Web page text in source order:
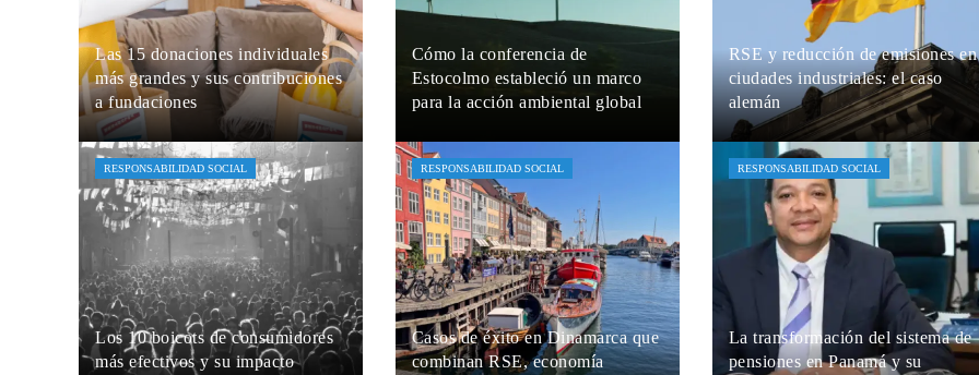
Las 15 donaciones individuales
más grandes y sus contribuciones
a fundaciones
Jaime B. Bruzual Hace 3 días
Cómo la conferencia de
Estocolmo estableció un marco
para la acción ambiental global
RSE y reducción de emisiones en
ciudades industriales: el caso
alemán
Hace 7 días
Los 10 boicots de consumidores
más efectivos y su impacto
RESPONSABILIDAD SOCIAL
Casos de éxito en Dinamarca que
combinan RSE, economía
RESPONSABILIDAD SOCIAL
La transformación del sistema de
pensiones en Panamá y su
RESPONSABILIDAD SOCIAL